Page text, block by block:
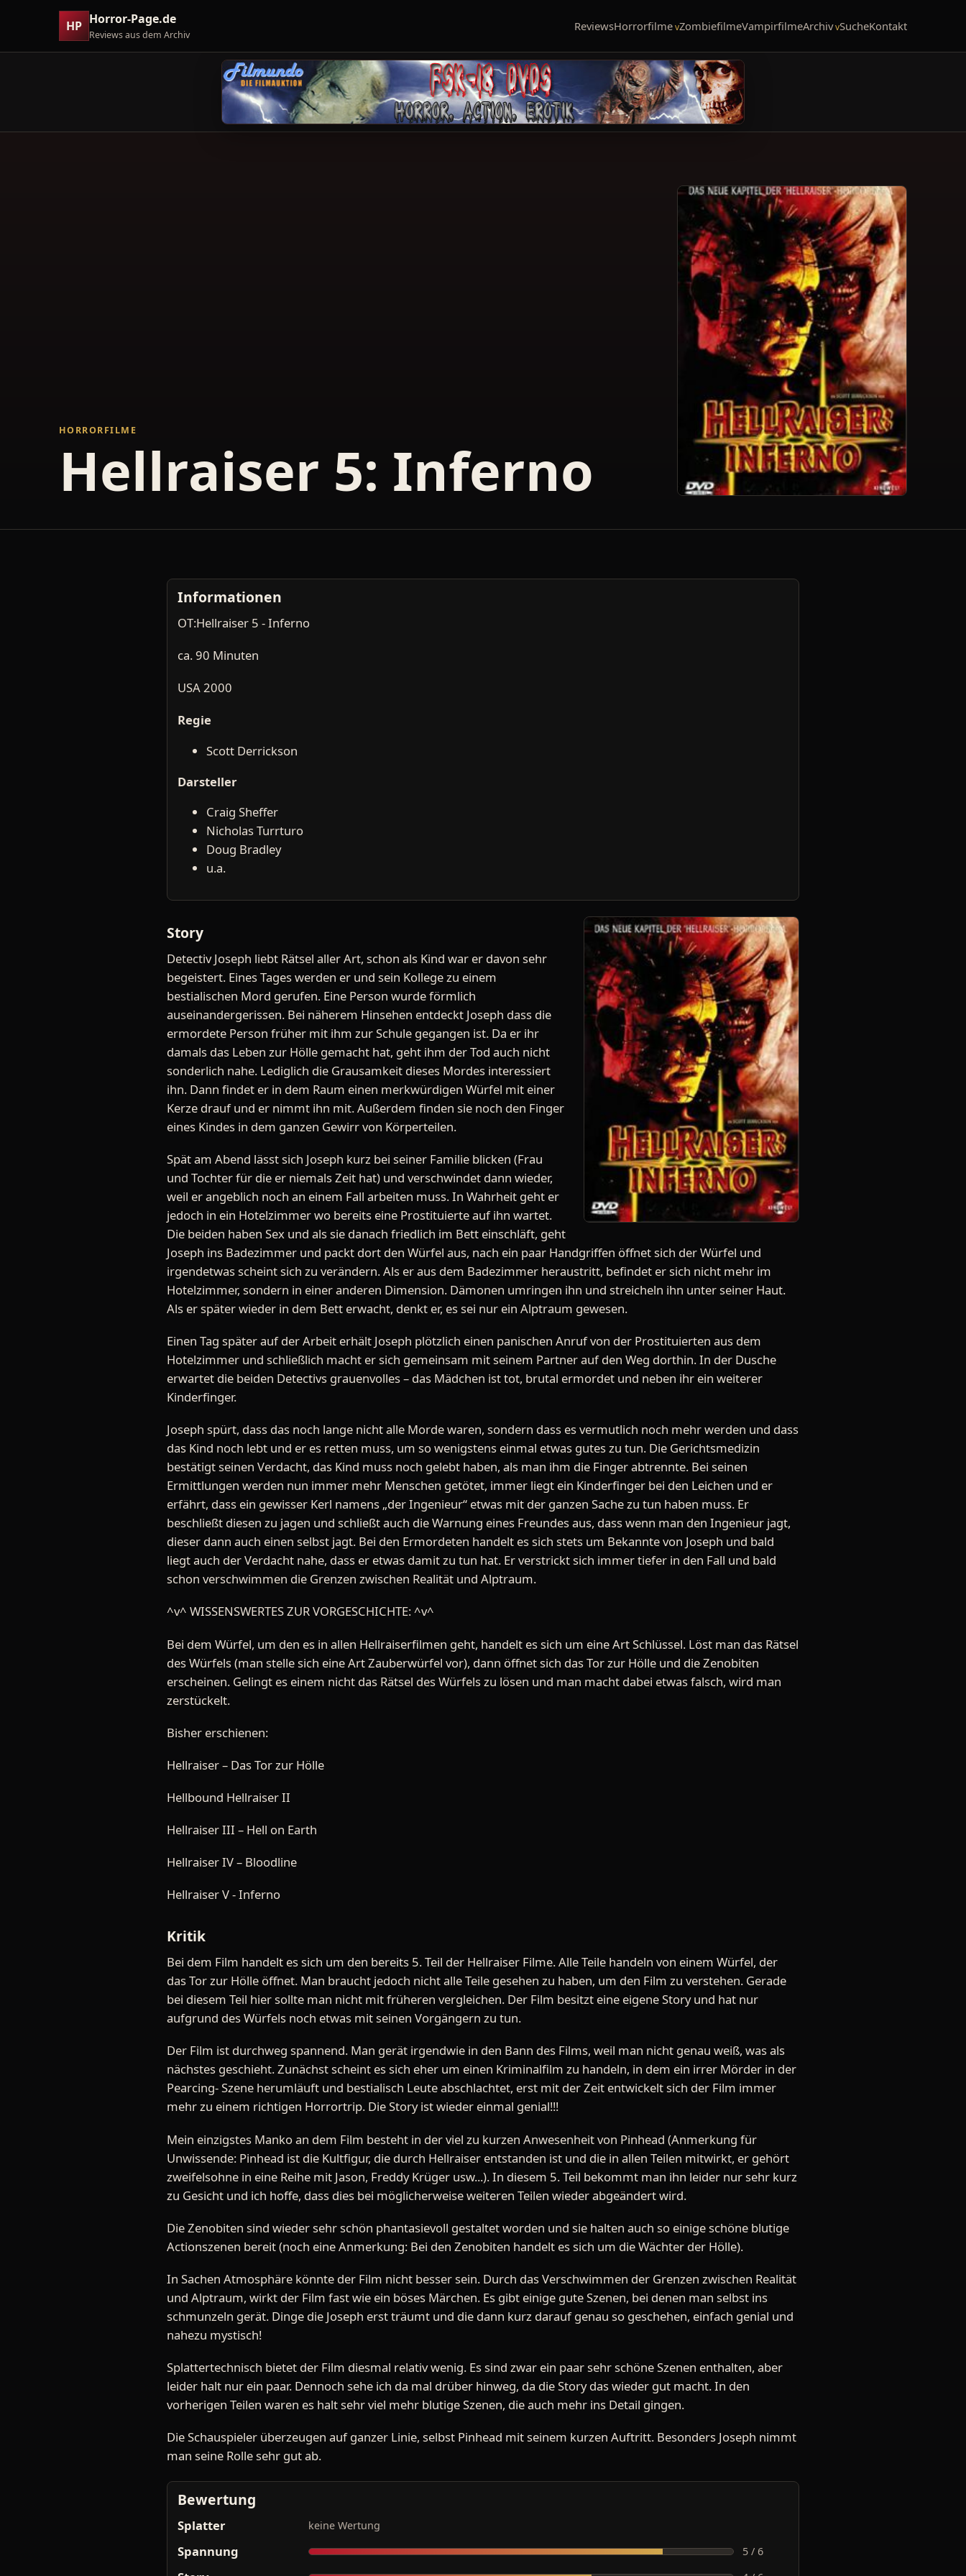
HP Horror-Page.de
Reviews aus dem Archiv
ReviewsHorrorfilme ZombiefilmeVampirfilmeArchiv SucheKontakt
HORRORFILME
Hellraiser 5: Inferno
Informationen
OT:Hellraiser 5 - Inferno
ca. 90 Minuten
USA 2000
Regie
Scott Derrickson
Darsteller
Craig Sheffer
Nicholas Turrturo
Doug Bradley
u.a.
Story
Detectiv Joseph liebt Rätsel aller Art, schon als Kind war er davon sehr
begeistert. Eines Tages werden er und sein Kollege zu einem
bestialischen Mord gerufen. Eine Person wurde förmlich
auseinandergerissen. Bei näherem Hinsehen entdeckt Joseph dass die
ermordete Person früher mit ihm zur Schule gegangen ist. Da er ihr
damals das Leben zur Hölle gemacht hat, geht ihm der Tod auch nicht
sonderlich nahe. Lediglich die Grausamkeit dieses Mordes interessiert
ihn. Dann findet er in dem Raum einen merkwürdigen Würfel mit einer
Kerze drauf und er nimmt ihn mit. Außerdem finden sie noch den Finger
eines Kindes in dem ganzen Gewirr von Körperteilen.
Spät am Abend lässt sich Joseph kurz bei seiner Familie blicken (Frau
und Tochter für die er niemals Zeit hat) und verschwindet dann wieder,
weil er angeblich noch an einem Fall arbeiten muss. In Wahrheit geht er
jedoch in ein Hotelzimmer wo bereits eine Prostituierte auf ihn wartet.
Die beiden haben Sex und als sie danach friedlich im Bett einschläft, geht
Joseph ins Badezimmer und packt dort den Würfel aus, nach ein paar Handgriffen öffnet sich der Würfel und
irgendetwas scheint sich zu verändern. Als er aus dem Badezimmer heraustritt, befindet er sich nicht mehr im
Hotelzimmer, sondern in einer anderen Dimension. Dämonen umringen ihn und streicheln ihn unter seiner Haut.
Als er später wieder in dem Bett erwacht, denkt er, es sei nur ein Alptraum gewesen.
Einen Tag später auf der Arbeit erhält Joseph plötzlich einen panischen Anruf von der Prostituierten aus dem
Hotelzimmer und schließlich macht er sich gemeinsam mit seinem Partner auf den Weg dorthin. In der Dusche
erwartet die beiden Detectivs grauenvolles – das Mädchen ist tot, brutal ermordet und neben ihr ein weiterer
Kinderfinger.
Joseph spürt, dass das noch lange nicht alle Morde waren, sondern dass es vermutlich noch mehr werden und dass
das Kind noch lebt und er es retten muss, um so wenigstens einmal etwas gutes zu tun. Die Gerichtsmedizin
bestätigt seinen Verdacht, das Kind muss noch gelebt haben, als man ihm die Finger abtrennte. Bei seinen
Ermittlungen werden nun immer mehr Menschen getötet, immer liegt ein Kinderfinger bei den Leichen und er
erfährt, dass ein gewisser Kerl namens „der Ingenieur“ etwas mit der ganzen Sache zu tun haben muss. Er
beschließt diesen zu jagen und schließt auch die Warnung eines Freundes aus, dass wenn man den Ingenieur jagt,
dieser dann auch einen selbst jagt. Bei den Ermordeten handelt es sich stets um Bekannte von Joseph und bald
liegt auch der Verdacht nahe, dass er etwas damit zu tun hat. Er verstrickt sich immer tiefer in den Fall und bald
schon verschwimmen die Grenzen zwischen Realität und Alptraum.
^v^ WISSENSWERTES ZUR VORGESCHICHTE: ^v^
Bei dem Würfel, um den es in allen Hellraiserfilmen geht, handelt es sich um eine Art Schlüssel. Löst man das Rätsel
des Würfels (man stelle sich eine Art Zauberwürfel vor), dann öffnet sich das Tor zur Hölle und die Zenobiten
erscheinen. Gelingt es einem nicht das Rätsel des Würfels zu lösen und man macht dabei etwas falsch, wird man
zerstückelt.
Bisher erschienen:
Hellraiser – Das Tor zur Hölle
Hellbound Hellraiser II
Hellraiser III – Hell on Earth
Hellraiser IV – Bloodline
Hellraiser V - Inferno
Kritik
Bei dem Film handelt es sich um den bereits 5. Teil der Hellraiser Filme. Alle Teile handeln von einem Würfel, der
das Tor zur Hölle öffnet. Man braucht jedoch nicht alle Teile gesehen zu haben, um den Film zu verstehen. Gerade
bei diesem Teil hier sollte man nicht mit früheren vergleichen. Der Film besitzt eine eigene Story und hat nur
aufgrund des Würfels noch etwas mit seinen Vorgängern zu tun.
Der Film ist durchweg spannend. Man gerät irgendwie in den Bann des Films, weil man nicht genau weiß, was als
nächstes geschieht. Zunächst scheint es sich eher um einen Kriminalfilm zu handeln, in dem ein irrer Mörder in der
Pearcing- Szene herumläuft und bestialisch Leute abschlachtet, erst mit der Zeit entwickelt sich der Film immer
mehr zu einem richtigen Horrortrip. Die Story ist wieder einmal genial!!!
Mein einzigstes Manko an dem Film besteht in der viel zu kurzen Anwesenheit von Pinhead (Anmerkung für
Unwissende: Pinhead ist die Kultfigur, die durch Hellraiser entstanden ist und die in allen Teilen mitwirkt, er gehört
zweifelsohne in eine Reihe mit Jason, Freddy Krüger usw...). In diesem 5. Teil bekommt man ihn leider nur sehr kurz
zu Gesicht und ich hoffe, dass dies bei möglicherweise weiteren Teilen wieder abgeändert wird.
Die Zenobiten sind wieder sehr schön phantasievoll gestaltet worden und sie halten auch so einige schöne blutige
Actionszenen bereit (noch eine Anmerkung: Bei den Zenobiten handelt es sich um die Wächter der Hölle).
In Sachen Atmosphäre könnte der Film nicht besser sein. Durch das Verschwimmen der Grenzen zwischen Realität
und Alptraum, wirkt der Film fast wie ein böses Märchen. Es gibt einige gute Szenen, bei denen man selbst ins
schmunzeln gerät. Dinge die Joseph erst träumt und die dann kurz darauf genau so geschehen, einfach genial und
nahezu mystisch!
Splattertechnisch bietet der Film diesmal relativ wenig. Es sind zwar ein paar sehr schöne Szenen enthalten, aber
leider halt nur ein paar. Dennoch sehe ich da mal drüber hinweg, da die Story das wieder gut macht. In den
vorherigen Teilen waren es halt sehr viel mehr blutige Szenen, die auch mehr ins Detail gingen.
Die Schauspieler überzeugen auf ganzer Linie, selbst Pinhead mit seinem kurzen Auftritt. Besonders Joseph nimmt
man seine Rolle sehr gut ab.
Bewertung
Splatter keine Wertung
Spannung 5 / 6